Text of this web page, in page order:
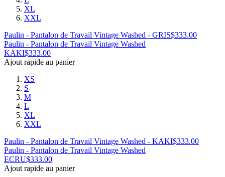
XL
XXL
Paulin - Pantalon de Travail Vintage Washed - GRIS$333.00
Paulin - Pantalon de Travail Vintage Washed
KAKI$333.00
Ajout rapide au panier
XS
S
M
L
XL
XXL
Paulin - Pantalon de Travail Vintage Washed - KAKI$333.00
Paulin - Pantalon de Travail Vintage Washed
ECRU$333.00
Ajout rapide au panier